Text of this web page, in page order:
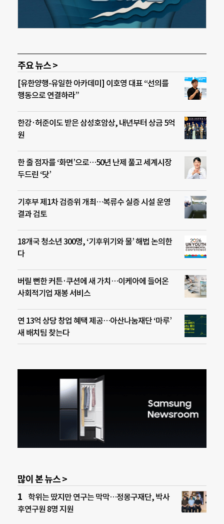
주요 뉴스 >
[유한양행-유일한 아카데미] 이호영 대표 “선의를
행동으로 연결하라”
한강·허준이도 받은 삼성호암상, 내년부터 상금 5억
원
한 줄 점자를 ‘화면’으로…50년 난제 풀고 세계시장
두드린 ‘닷’
기후부 제1차 검증위 개최…복류수 실증 시설 운영
결과 검토
18개국 청소년 300명, ‘기후위기와 물’ 해법 논의한
다
버릴 뻔한 커튼·쿠션에 새 가치…이케아에 들어온
사회적기업 재봉 서비스
연 13억 상당 창업 혜택 제공…아산나눔재단 ‘마루’
새 배치팀 찾는다
많이 본 뉴스 >
학위는 땄지만 연구는 막막…정몽구재단, 박사
후연구원 8명 지원